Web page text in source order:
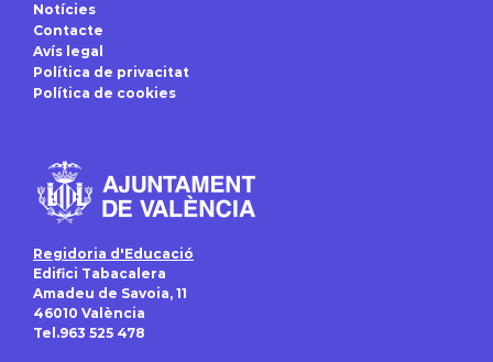
Notícies
Contacte
Avís legal
Política de privacitat
Política de cookies
Regidoria d'Educació
Edifici Tabacalera
Amadeu de Savoia, 11
46010 València
Tel.963 525 478